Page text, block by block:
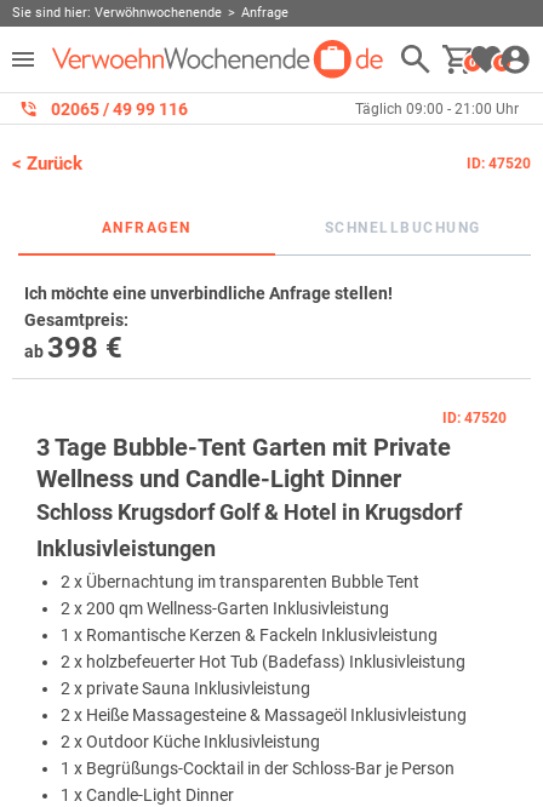
Sie sind hier: Verwöhnwochenende Anfrage
0 0
02065 / 49 ‌99 116 Täglich 09:00 - 21:00 Uhr
< Zurück ID: 47520
ANFRAGEN SCHNELLBUCHUNG
Ich möchte eine unverbindliche Anfrage stellen!
Gesamtpreis:
ab398 €
ID: 47520
3 Tage Bubble-Tent Garten mit Private
Wellness und Candle-Light Dinner
Schloss Krugsdorf Golf & Hotel in Krugsdorf
Inklusivleistungen
2 x Übernachtung im transparenten Bubble Tent
2 x 200 qm Wellness-Garten Inklusivleistung
1 x Romantische Kerzen & Fackeln Inklusivleistung
2 x holzbefeuerter Hot Tub (Badefass) Inklusivleistung
2 x private Sauna Inklusivleistung
2 x Heiße Massagesteine & Massageöl Inklusivleistung
2 x Outdoor Küche Inklusivleistung
1 x Begrüßungs-Cocktail in der Schloss-Bar je Person
1 x Candle-Light Dinner